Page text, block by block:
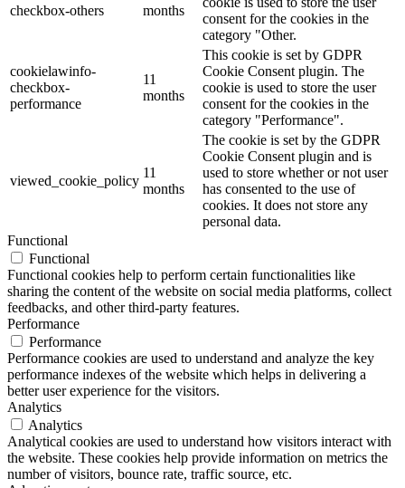
checkbox-others
months
consent for the cookies in the
category "Other.
cookielawinfo-
checkbox-
performance
11
months
This cookie is set by GDPR
Cookie Consent plugin. The
cookie is used to store the user
consent for the cookies in the
category "Performance".
viewed_cookie_policy
11
months
The cookie is set by the GDPR
Cookie Consent plugin and is
used to store whether or not user
has consented to the use of
cookies. It does not store any
personal data.
Functional
Functional
Functional cookies help to perform certain functionalities like
sharing the content of the website on social media platforms, collect
feedbacks, and other third-party features.
Performance
Performance
Performance cookies are used to understand and analyze the key
performance indexes of the website which helps in delivering a
better user experience for the visitors.
Analytics
Analytics
Analytical cookies are used to understand how visitors interact with
the website. These cookies help provide information on metrics the
number of visitors, bounce rate, traffic source, etc.